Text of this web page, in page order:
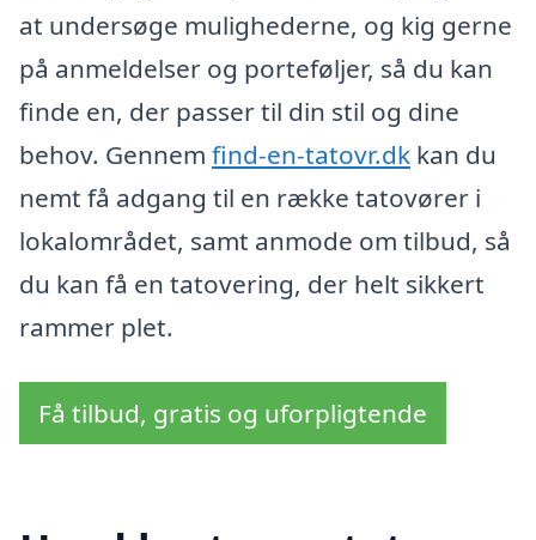
at undersøge mulighederne, og kig gerne
på anmeldelser og porteføljer, så du kan
finde en, der passer til din stil og dine
behov. Gennem find-en-tatovr.dk kan du
nemt få adgang til en række tatovører i
lokalområdet, samt anmode om tilbud, så
du kan få en tatovering, der helt sikkert
rammer plet.
Få tilbud, gratis og uforpligtende